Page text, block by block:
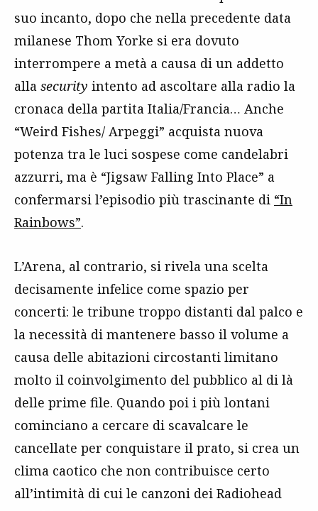
suo incanto, dopo che nella precedente data
milanese Thom Yorke si era dovuto
interrompere a metà a causa di un addetto
alla security intento ad ascoltare alla radio la
cronaca della partita Italia/Francia… Anche
“Weird Fishes/ Arpeggi” acquista nuova
potenza tra le luci sospese come candelabri
azzurri, ma è “Jigsaw Falling Into Place” a
confermarsi l’episodio più trascinante di “In
Rainbows”.
L’Arena, al contrario, si rivela una scelta
decisamente infelice come spazio per
concerti: le tribune troppo distanti dal palco e
la necessità di mantenere basso il volume a
causa delle abitazioni circostanti limitano
molto il coinvolgimento del pubblico al di là
delle prime file. Quando poi i più lontani
cominciano a cercare di scavalcare le
cancellate per conquistare il prato, si crea un
clima caotico che non contribuisce certo
all’intimità di cui le canzoni dei Radiohead